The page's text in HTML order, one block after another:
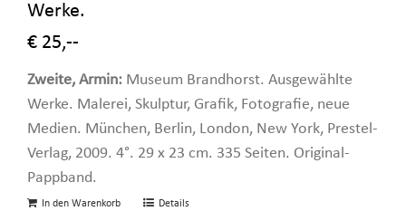
Werke.
€ 25,--
Zweite, Armin: Museum Brandhorst. Ausgewählte
Werke. Malerei, Skulptur, Grafik, Fotografie, neue
Medien. München, Berlin, London, New York, Prestel-
Verlag, 2009. 4°. 29 x 23 cm. 335 Seiten. Original-
Pappband.
In den Warenkorb Details